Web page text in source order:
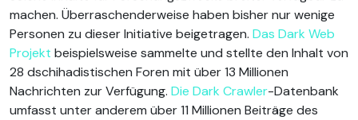
machen. Überraschenderweise haben bisher nur wenige
Personen zu dieser Initiative beigetragen. Das Dark Web
Projekt beispielsweise sammelte und stellte den Inhalt von
28 dschihadistischen Foren mit über 13 Millionen
Nachrichten zur Verfügung. Die Dark Crawler-Datenbank
umfasst unter anderem über 11 Millionen Beiträge des